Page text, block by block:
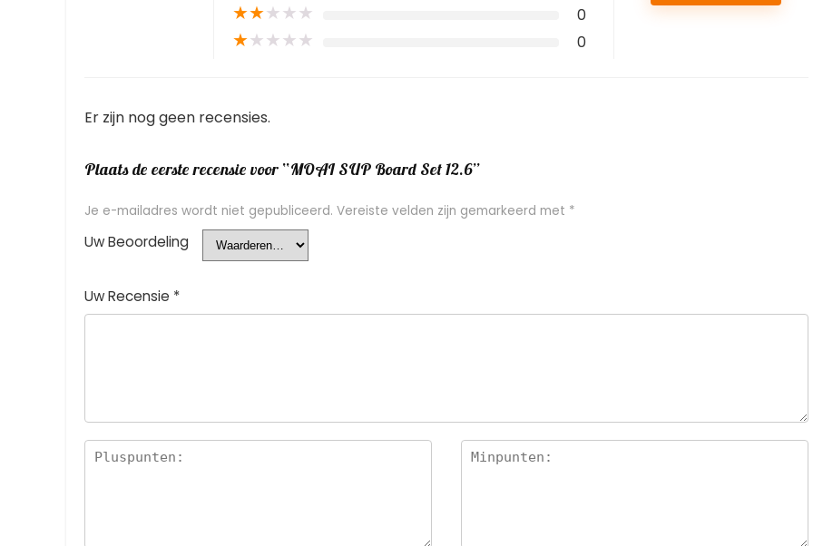
★★★★★ 0
★★★★★ 0
Er zijn nog geen recensies.
Plaats de eerste recensie voor “MOAI SUP Board Set 12.6”
Je e-mailadres wordt niet gepubliceerd. Vereiste velden zijn gemarkeerd met *
Uw Beoordeling
Uw Recensie *